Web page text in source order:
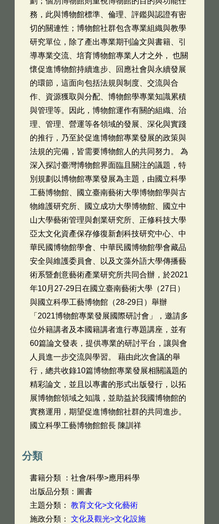
務，此與博物館標準、倫理、評鑑與認證有密
切的關連性；博物館社群包含專業組織與教學
研究單位，除了產出專業期刊論文與書籍、引
導專業交流、培育博物館專業人才之外， 也關
懷促進博物館持續進步、回應社會與永續發展
的環節，這面向包括法規與制度、交流與合
作、資源獲取與分配、博物館學專業知識累積
與管理等。因此，博物館運作有關的組織、治
理、管理、營運等各領域的發展、深化與實踐
的推行，乃至於促進博物館專業發展的政策與
法規的完備，皆需要博物館人的共同努力。 為
深入探討臺灣博物館界面臨且關注的議題，特
別規劃以博物館專業發展為主題，由國立科學
工藝博物館、國立臺南藝術大學博物館學與古
物維護研究所、國立成功大學博物館、國立中
山大學藝術管理與創業研究所、正修科技大學
亞太文化資產保存修復新創科技研究中心、中
華民國博物館學會、中華民國博物館學會藏品
安全與維護委員會、以及文藻外語大學傳播藝
術系暨創意藝術產業研究所共同合辦，於2021
年10月27-29日在國立臺南藝術大學（27日）
與國立科學工藝博物館（28-29日）舉辦
「2021博物館專業發展國際研討會」，邀請多
位外籍講者及本國籍講者進行專題講座，並有
60篇論文發表，提供專業的研討平台，讓與會
人員進一步交流與學習。 藉由此次會議的舉
行，總共收錄10篇博物館專業發展相關議題的
精彩論文，並且以專書的形式出版發行，以拓
展博物館領域之知識，並助益於我國博物館的
實務運用，期望促進博物館社群的共同進步。
國立科學工藝博物館館長 陳訓祥
分類
書籍分類 ：社會/科學>應用科學
出版品分類：圖書
主題分類： 教育文化>文化藝術
施政分類： 文化及觀光>文化設施